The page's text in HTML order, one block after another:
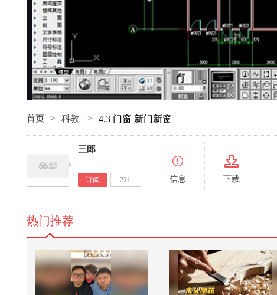
首页 > 科教 > 4.3 门窗 新门新窗
三郎
订阅 221 信息 下载
热门推荐